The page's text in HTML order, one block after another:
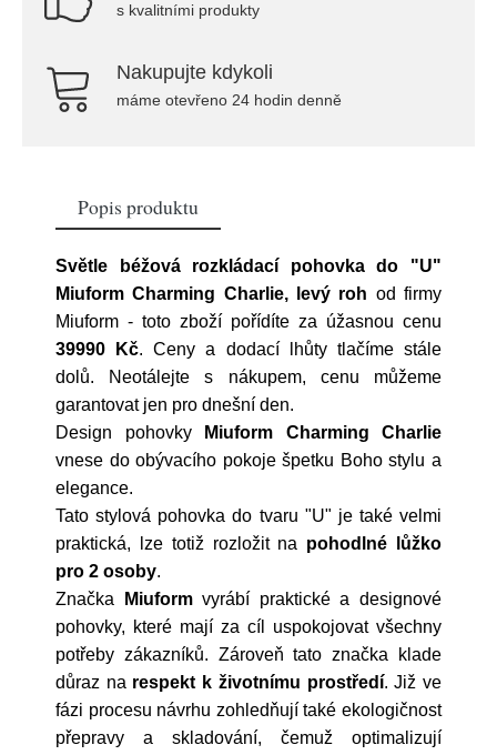
s kvalitními produkty
Nakupujte kdykoli
máme otevřeno 24 hodin denně
Popis produktu
Světle béžová rozkládací pohovka do "U"
Miuform Charming Charlie, levý roh od firmy
Miuform - toto zboží pořídíte za úžasnou cenu
39990 Kč. Ceny a dodací lhůty tlačíme stále
dolů. Neotálejte s nákupem, cenu můžeme
garantovat jen pro dnešní den.
Design pohovky
Miuform Charming Charlie
vnese do obývacího pokoje špetku Boho stylu a
elegance.
Tato stylová pohovka do tvaru "U" je také velmi
praktická, lze totiž rozložit na pohodlné lůžko
pro 2 osoby.
Značka
Miuformvyrábí praktické a designové
pohovky, které mají za cíl uspokojovat všechny
potřeby zákazníků. Zároveň tato značka klade
důraz na respekt k životnímu prostředí. Již ve
fázi procesu návrhu zohledňují také ekologičnost
přepravy a skladování, čemuž optimalizují